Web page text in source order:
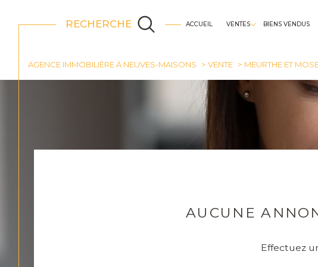
ACCUEIL VENTES BIENS VENDUS
RECHERCHE
AGENCE IMMOBILIÈRE À NEUVES-MAISONS VENTE MEURTHE ET
AUCUNE
Effectuez